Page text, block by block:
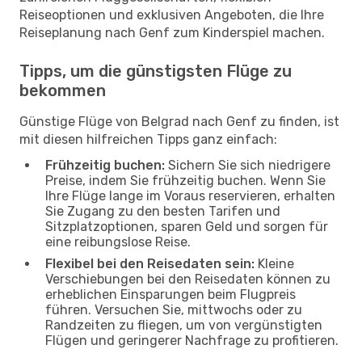
Reiseoptionen und exklusiven Angeboten, die Ihre
Reiseplanung nach Genf zum Kinderspiel machen.
Tipps, um die günstigsten Flüge zu
bekommen
Günstige Flüge von Belgrad nach Genf zu finden, ist
mit diesen hilfreichen Tipps ganz einfach:
Frühzeitig buchen: Sichern Sie sich niedrigere
Preise, indem Sie frühzeitig buchen. Wenn Sie
Ihre Flüge lange im Voraus reservieren, erhalten
Sie Zugang zu den besten Tarifen und
Sitzplatzoptionen, sparen Geld und sorgen für
eine reibungslose Reise.
Flexibel bei den Reisedaten sein: Kleine
Verschiebungen bei den Reisedaten können zu
erheblichen Einsparungen beim Flugpreis
führen. Versuchen Sie, mittwochs oder zu
Randzeiten zu fliegen, um von vergünstigten
Flügen und geringerer Nachfrage zu profitieren.